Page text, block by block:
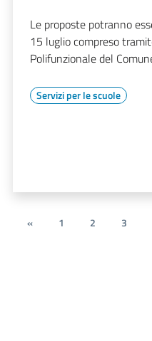
Le proposte potranno
15 luglio compreso
Polifunzionale del
Servizi per le scuole
« 1 2 3